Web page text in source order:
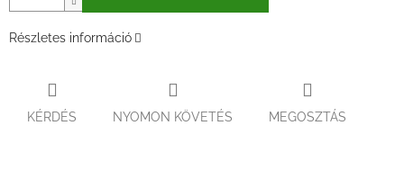
Részletes információ
KÉRDÉS NYOMON KÖVETÉS MEGOSZTÁS